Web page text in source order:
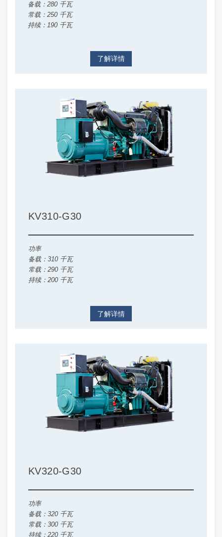
备载：280 千瓦
常载：250 千瓦
持续：190 千瓦
了解详情
KV310-G30
功率
备载：310 千瓦
常载：290 千瓦
持续：200 千瓦
了解详情
KV320-G30
功率
备载：320 千瓦
常载：300 千瓦
持续：220 千瓦